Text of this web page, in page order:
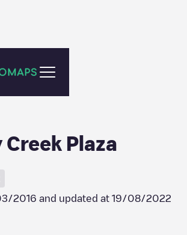
Plaza
2016 and updated at 19/08/2022